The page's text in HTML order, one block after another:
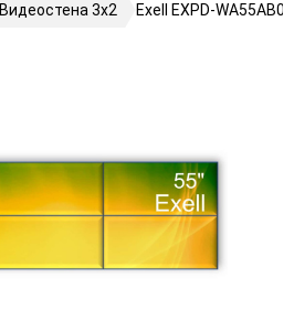
Видеостена 3х2 Exell EXPD-WA55AB05